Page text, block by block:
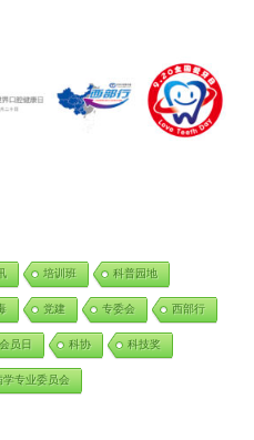
培训班 科普园地
党建 专委会 西部行
会员日 科协 科技奖
学专业委员会